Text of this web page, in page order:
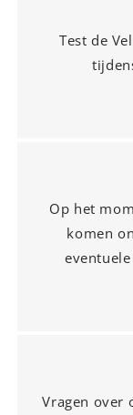
Test de
Op het
komen
Vragen over